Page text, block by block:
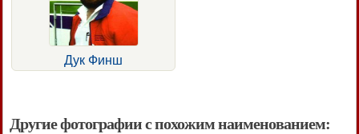
Дук Финш
Другие фотографии с похожим наименованием: